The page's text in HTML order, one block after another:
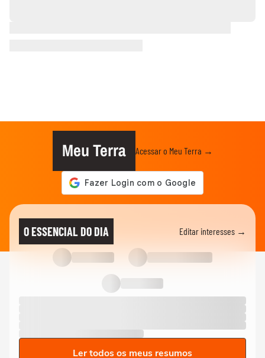
Meu Terra Acessar o Meu Terra →
O ESSENCIAL DO DIA Editar interesses →
Ler todos os meus resumos